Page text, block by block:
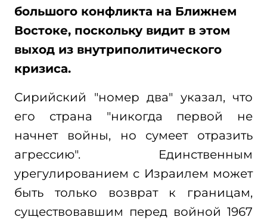
большого конфликта на Ближнем
Востоке, поскольку видит в этом
выход из внутриполитического
кризиса.
Сирийский "номер два" указал, что
его страна "никогда первой не
начнет войны, но сумеет отразить
агрессию". Единственным
урегулированием с Израилем может
быть только возврат к границам,
существовавшим перед войной 1967